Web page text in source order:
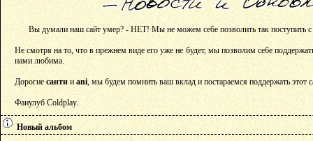
Вы думали наш сайт умер? - НЕТ! Мы не можем себе позволить так поступить
Не смотря на то, что в прежнем виде его уже не будет, мы позволим себе
нами любима.
Дорогие санти и ani, мы будем помнить ваш вклад и постараемся поддержать этот
Фанулуб Coldplay.
Новый альбом